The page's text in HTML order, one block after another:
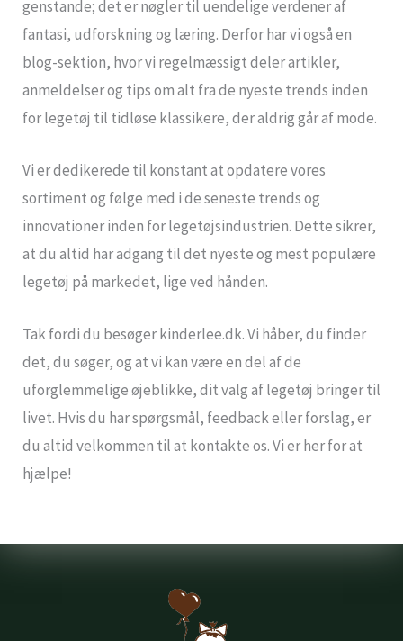
genstande; det er nøgler til uendelige verdener af
fantasi, udforskning og læring. Derfor har vi også en
blog-sektion, hvor vi regelmæssigt deler artikler,
anmeldelser og tips om alt fra de nyeste trends inden
for legetøj til tidløse klassikere, der aldrig går af mode.
Vi er dedikerede til konstant at opdatere vores
sortiment og følge med i de seneste trends og
innovationer inden for legetøjsindustrien. Dette sikrer,
at du altid har adgang til det nyeste og mest populære
legetøj på markedet, lige ved hånden.
Tak fordi du besøger kinderlee.dk. Vi håber, du finder
det, du søger, og at vi kan være en del af de
uforglemmelige øjeblikke, dit valg af legetøj bringer til
livet. Hvis du har spørgsmål, feedback eller forslag, er
du altid velkommen til at kontakte os. Vi er her for at
hjælpe!